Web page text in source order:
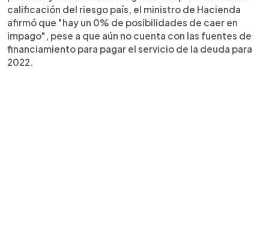
calificación del riesgo país, el ministro de Hacienda
afirmó que "hay un 0% de posibilidades de caer en
impago", pese a que aún no cuenta con las fuentes de
financiamiento para pagar el servicio de la deuda para
2022.